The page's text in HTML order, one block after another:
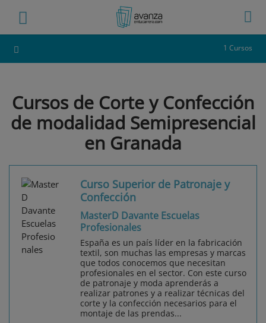
1 Cursos
Cursos de Corte y Confección
de modalidad Semipresencial
en Granada
Curso Superior de Patronaje y
Confección
MasterD Davante Escuelas
Profesionales
España es un país líder en la fabricación
textil, son muchas las empresas y marcas
que todos conocemos que necesitan
profesionales en el sector. Con este curso
de patronaje y moda aprenderás a
realizar patrones y a realizar técnicas del
corte y la confección necesarios para el
montaje de las prendas...